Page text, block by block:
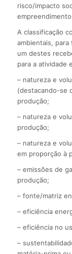
risco/impacto
A classificação
ambientais,
um destes
para a atividade
– natureza e
(destacando-se
produção;
– natureza e
produção;
– natureza e
em proporção à
– emissões de
produção;
– fonte/matriz
– eficiência
– eficiência no
–